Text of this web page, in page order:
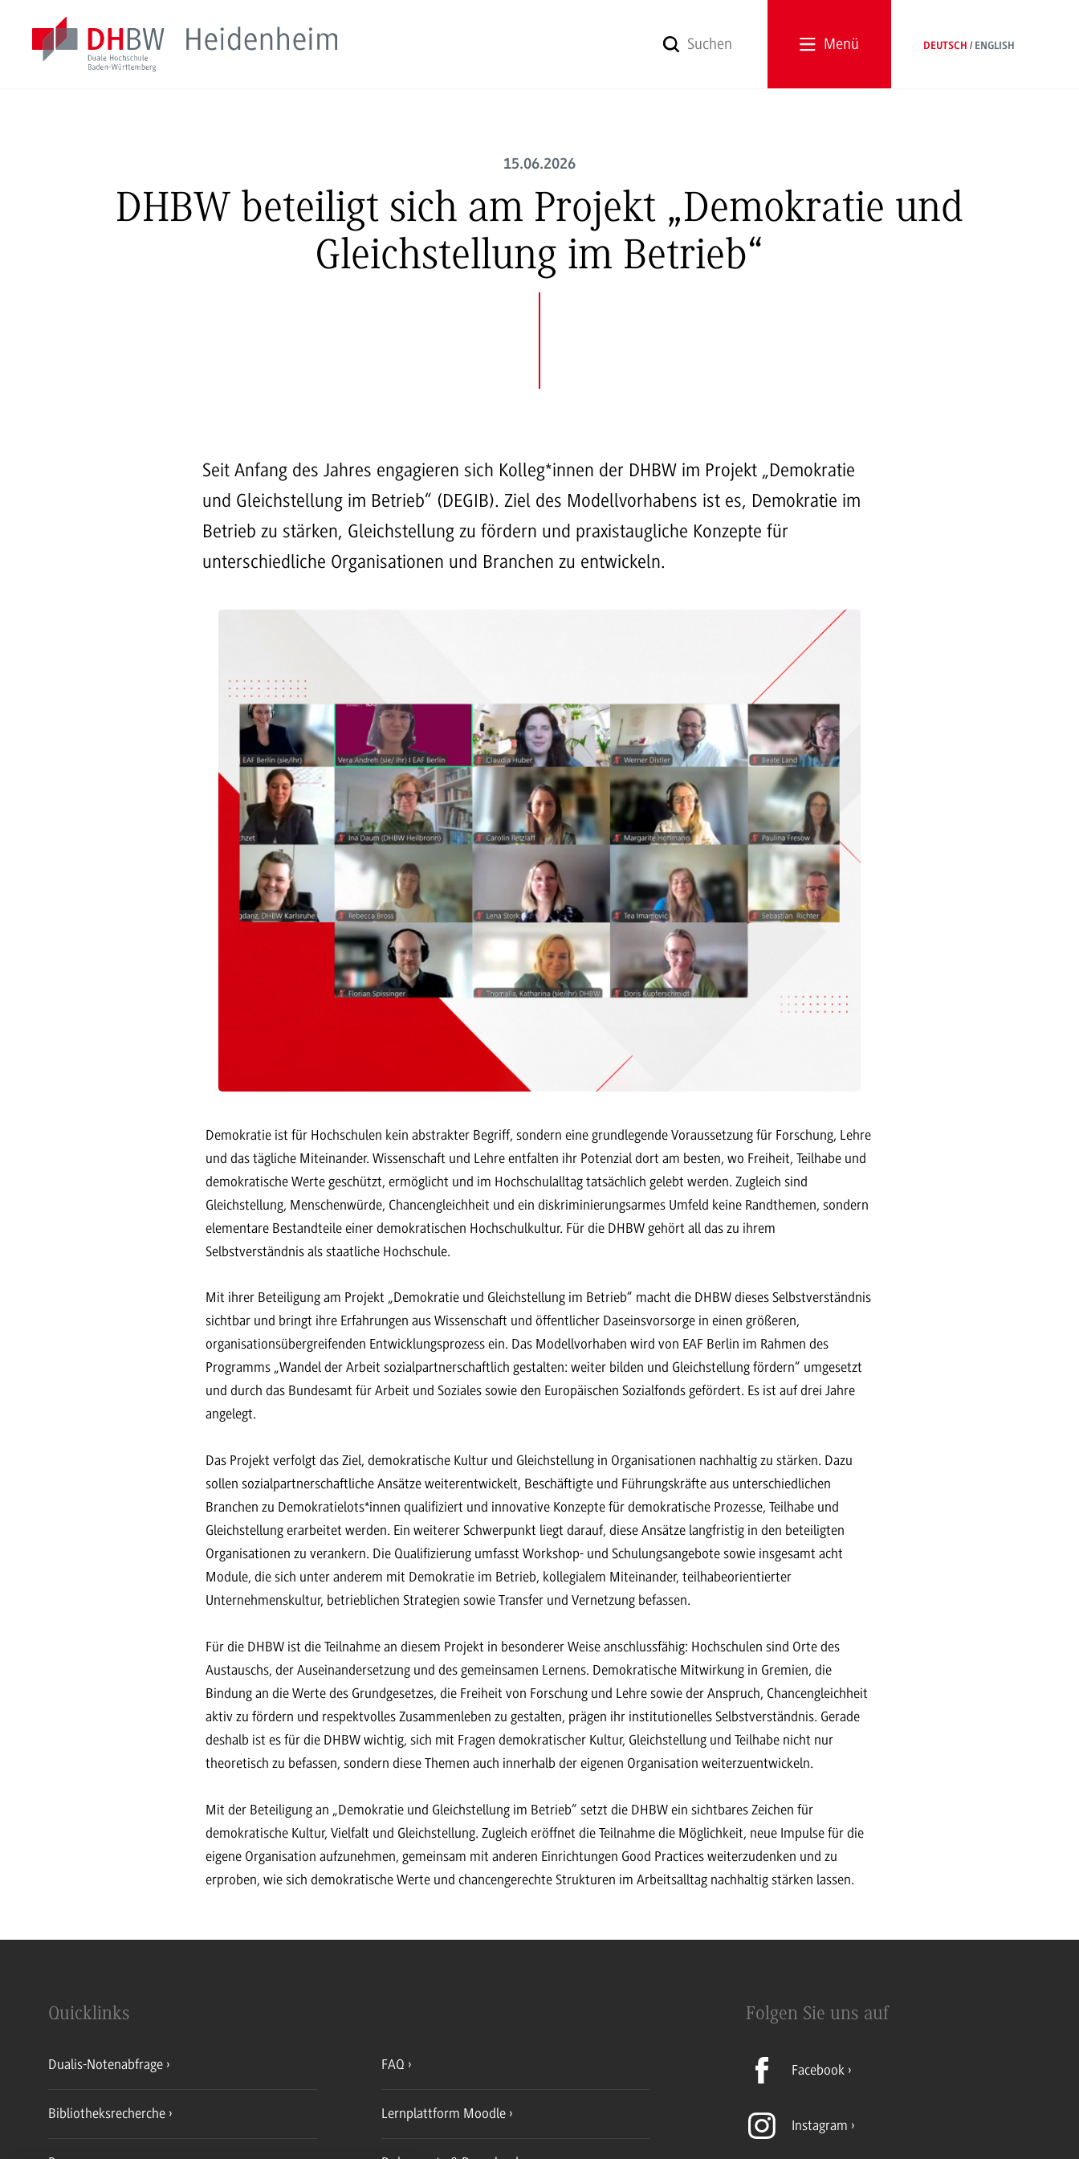
Menü DEUTSCH ENGLISH
15.06.2026
DHBW beteiligt sich am Projekt „Demokratie und
Gleichstellung im Betrieb“
Seit Anfang des Jahres engagieren sich Kolleg*innen der DHBW im Projekt „Demokratie
und Gleichstellung im Betrieb“ (DEGIB). Ziel des Modellvorhabens ist es, Demokratie im
Betrieb zu stärken, Gleichstellung zu fördern und praxistaugliche Konzepte für
unterschiedliche Organisationen und Branchen zu entwickeln.
Demokratie ist für Hochschulen kein abstrakter Begriff, sondern eine grundlegende Voraussetzung für Forschung, Lehre
und das tägliche Miteinander. Wissenschaft und Lehre entfalten ihr Potenzial dort am besten, wo Freiheit, Teilhabe und
demokratische Werte geschützt, ermöglicht und im Hochschulalltag tatsächlich gelebt werden. Zugleich sind
Gleichstellung, Menschenwürde, Chancengleichheit und ein diskriminierungsarmes Umfeld keine Randthemen, sondern
elementare Bestandteile einer demokratischen Hochschulkultur. Für die DHBW gehört all das zu ihrem
Selbstverständnis als staatliche Hochschule.
Mit ihrer Beteiligung am Projekt „Demokratie und Gleichstellung im Betrieb“ macht die DHBW dieses Selbstverständnis
sichtbar und bringt ihre Erfahrungen aus Wissenschaft und öffentlicher Daseinsvorsorge in einen größeren,
organisationsübergreifenden Entwicklungsprozess ein. Das Modellvorhaben wird von EAF Berlin im Rahmen des
Programms „Wandel der Arbeit sozialpartnerschaftlich gestalten: weiter bilden und Gleichstellung fördern“ umgesetzt
und durch das Bundesamt für Arbeit und Soziales sowie den Europäischen Sozialfonds gefördert. Es ist auf drei Jahre
angelegt.
Das Projekt verfolgt das Ziel, demokratische Kultur und Gleichstellung in Organisationen nachhaltig zu stärken. Dazu
sollen sozialpartnerschaftliche Ansätze weiterentwickelt, Beschäftigte und Führungskräfte aus unterschiedlichen
Branchen zu Demokratielots*innen qualifiziert und innovative Konzepte für demokratische Prozesse, Teilhabe und
Gleichstellung erarbeitet werden. Ein weiterer Schwerpunkt liegt darauf, diese Ansätze langfristig in den beteiligten
Organisationen zu verankern. Die Qualifizierung umfasst Workshop- und Schulungsangebote sowie insgesamt acht
Module, die sich unter anderem mit Demokratie im Betrieb, kollegialem Miteinander, teilhabeorientierter
Unternehmenskultur, betrieblichen Strategien sowie Transfer und Vernetzung befassen.
Für die DHBW ist die Teilnahme an diesem Projekt in besonderer Weise anschlussfähig: Hochschulen sind Orte des
Austauschs, der Auseinandersetzung und des gemeinsamen Lernens. Demokratische Mitwirkung in Gremien, die
Bindung an die Werte des Grundgesetzes, die Freiheit von Forschung und Lehre sowie der Anspruch, Chancengleichheit
aktiv zu fördern und respektvolles Zusammenleben zu gestalten, prägen ihr institutionelles Selbstverständnis. Gerade
deshalb ist es für die DHBW wichtig, sich mit Fragen demokratischer Kultur, Gleichstellung und Teilhabe nicht nur
theoretisch zu befassen, sondern diese Themen auch innerhalb der eigenen Organisation weiterzuentwickeln.
Mit der Beteiligung an „Demokratie und Gleichstellung im Betrieb“ setzt die DHBW ein sichtbares Zeichen für
demokratische Kultur, Vielfalt und Gleichstellung. Zugleich eröffnet die Teilnahme die Möglichkeit, neue Impulse für die
eigene Organisation aufzunehmen, gemeinsam mit anderen Einrichtungen Good Practices weiterzudenken und zu
erproben, wie sich demokratische Werte und chancengerechte Strukturen im Arbeitsalltag nachhaltig stärken lassen.
Quicklinks
Dualis-Notenabfrage FAQ
Bibliotheksrecherche Lernplattform Moodle
Folgen Sie uns auf
Facebook
Instagram